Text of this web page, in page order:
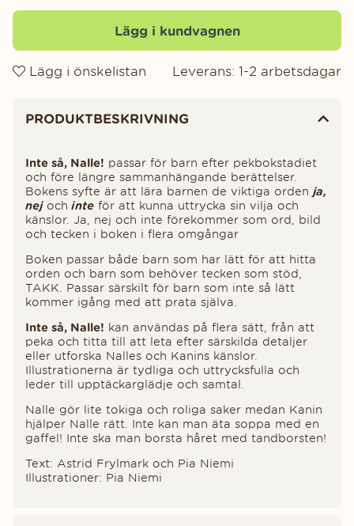
Lägg i kundvagnen
Lägg i önskelistan Leverans: 1-2 arbetsdagar
PRODUKTBESKRIVNING
Inte så, Nalle! passar för barn efter pekbokstadiet
och före längre sammanhängande berättelser.
Bokens syfte är att lära barnen de viktiga orden ja,
nej och inte för att kunna uttrycka sin vilja och
känslor. Ja, nej och inte förekommer som ord, bild
och tecken i boken i flera omgångar
Boken passar både barn som har lätt för att hitta
orden och barn som behöver tecken som stöd,
TAKK. Passar särskilt för barn som inte så lätt
kommer igång med att prata själva.
Inte så, Nalle! kan användas på flera sätt, från att
peka och titta till att leta efter särskilda detaljer
eller utforska Nalles och Kanins känslor.
Illustrationerna är tydliga och uttrycksfulla och
leder till upptäckarglädje och samtal.
Nalle gör lite tokiga och roliga saker medan Kanin
hjälper Nalle rätt. Inte kan man äta soppa med en
gaffel! Inte ska man borsta håret med tandborsten!
Text: Astrid Frylmark och Pia Niemi
Illustrationer: Pia Niemi